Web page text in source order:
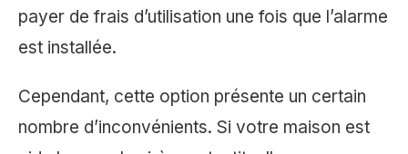
payer de frais d’utilisation une fois que l’alarme
est installée.
Cependant, cette option présente un certain
nombre d’inconvénients. Si votre maison est